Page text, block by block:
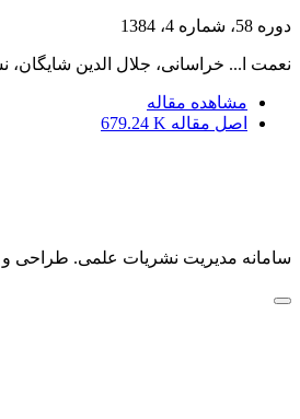
دوره 58، شماره 4، 1384
نعمت ا... خراسانی، جلال الدین
مشاهده مقاله
اصل مقاله 679.24 K
سامانه مدیریت نشریات علمی. طراحی و